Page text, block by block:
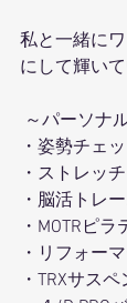
私と一緒に
にして輝い
～パーソナ
・姿勢チェ
・ストレッチ
・脳活トレ
・MOTRピラ
・リフォー
・TRXサス